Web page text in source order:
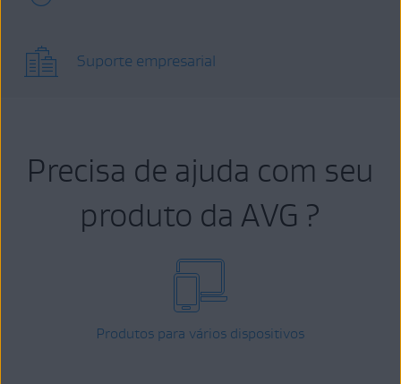
Suporte empresarial
Precisa de ajuda com seu
produto da AVG ?
Produtos para vários dispositivos